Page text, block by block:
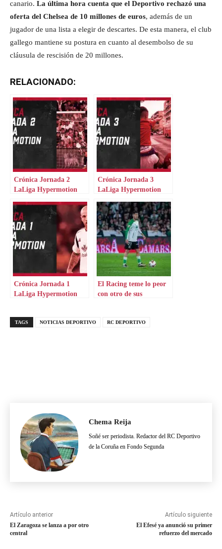
canario. La última hora cuenta que el Deportivo rechazó una
oferta del Chelsea de 10 millones de euros, además de un
jugador de una lista a elegir de descartes. De esta manera, el club
gallego mantiene su postura en cuanto al desembolso de su
cláusula de rescisión de 20 millones.
RELACIONADO:
Crónica Jornada 2
LaLiga Hypermotion
Crónica Jornada 3
LaLiga Hypermotion
Crónica Jornada 1
LaLiga Hypermotion
El Racing teme lo peor
con otro de sus
TAGS NOTICIAS DEPORTIVO RC DEPORTIVO
Chema Reija
Soñé ser periodista. Redactor del RC Deportivo
de la Coruña en Fondo Segunda
Artículo anterior
El Zaragoza se lanza a por otro
central
Artículo siguiente
El Efesé ya anunció su primer
refuerzo del mercado